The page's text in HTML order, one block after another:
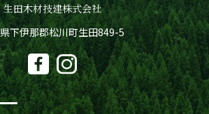
生田木材技建株式会社
下伊那郡松川町生田849-5